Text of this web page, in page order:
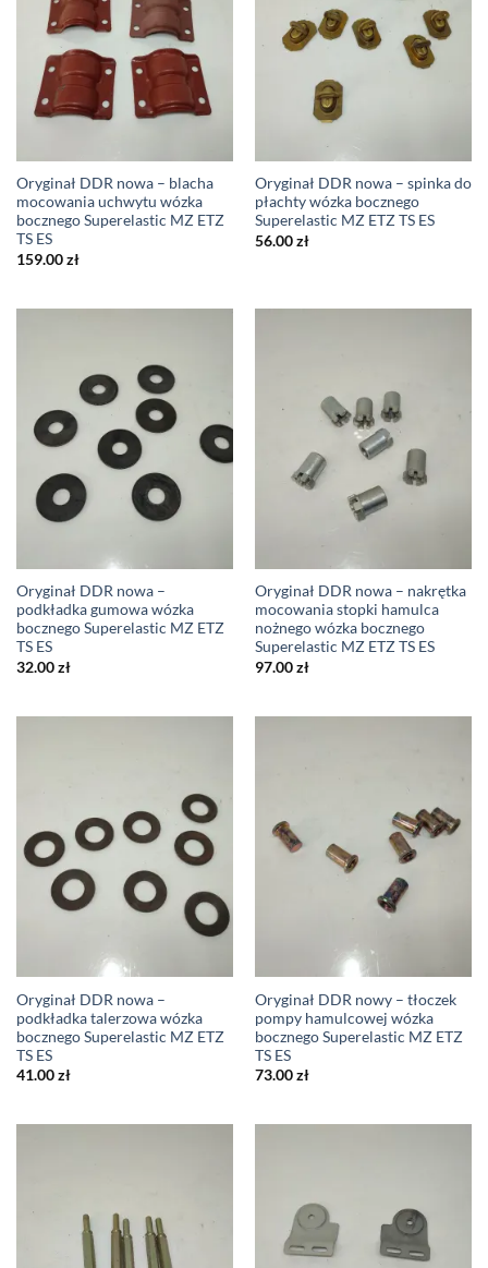
Oryginał DDR nowa – blacha
mocowania uchwytu wózka
bocznego Superelastic MZ ETZ
TS ES
159.00zł
Oryginał DDR nowa – spinka do
płachty wózka bocznego
Superelastic MZ ETZ TS ES
56.00zł
Oryginał DDR nowa –
podkładka gumowa wózka
bocznego Superelastic MZ ETZ
TS ES
32.00zł
Oryginał DDR nowa – nakrętka
mocowania stopki hamulca
nożnego wózka bocznego
Superelastic MZ ETZ TS ES
97.00zł
Oryginał DDR nowa –
podkładka talerzowa wózka
bocznego Superelastic MZ ETZ
TS ES
41.00zł
Oryginał DDR nowy – tłoczek
pompy hamulcowej wózka
bocznego Superelastic MZ ETZ
TS ES
73.00zł